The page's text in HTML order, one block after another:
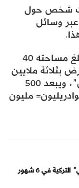
من 4 مليارات شخص حول
وسائل
تجدر الإشارة إلى الثقب الأسود تبلغ مساحته 40
بثلاثة ملايين
مرة، وقد شبهه العلماء بـ “الوحش”، ويبعد 500
مليون